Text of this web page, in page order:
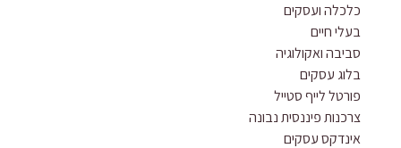
כלכלה ועסקים
בעלי חיים
סביבה ואקולוגיה
בלוג עסקים
פורטל לייף סטייל
צרכנות פיננסית נבונה
אינדקס עסקים